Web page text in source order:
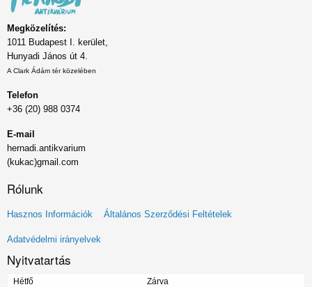
Megközelítés:
1011 Budapest I. kerület,
Hunyadi János út 4.
A Clark Ádám tér közelében
Telefon
+36 (20) 988 0374
E-mail
hernadi.antikvarium
(kukac)gmail.com
Rólunk
Lábléc
menü
Hasznos Információk Általános Szerződési Feltételek
Adatvédelmi irányelvek
Nyitvatartás
Hétfő
Zárva